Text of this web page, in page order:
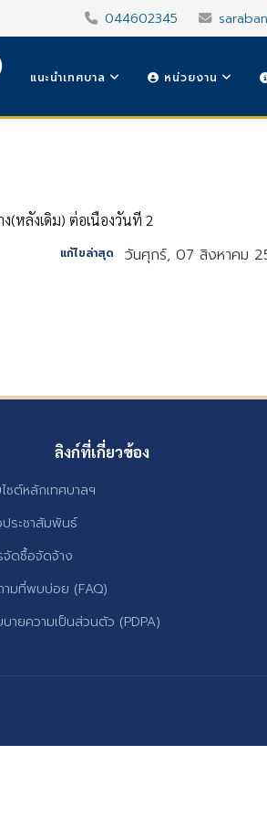
044602345
แนะนำเทศบาล หน่วยงาน
(หลังเดิม) ต่อเนื่องวันที่ 2
แก้ไขล่าสุด วันศุกร์, 07 สิงหาคม
ลิงก์ที่เกี่ยวข้อง
ไซต์หลักเทศบาลฯ
ประชาสัมพันธ์
จัดซื้อจัดจ้าง
ามที่พบบ่อย (FAQ)
บายความเป็นส่วนตัว (PDPA)